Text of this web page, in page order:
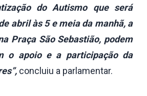
do Autismo que será
abril às 5 e meia da manhã, a
Praça São Sebastião, podem
o apoio e a participação da
concluiu a parlamentar.